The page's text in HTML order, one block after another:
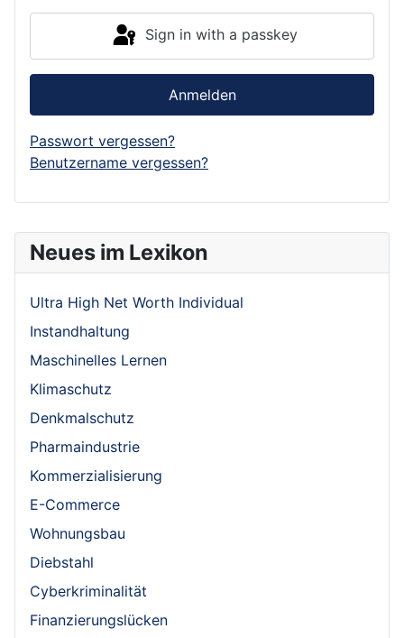
Neues im Lexikon
Ultra High Net Worth Individual
Instandhaltung
Maschinelles Lernen
Klimaschutz
Denkmalschutz
Pharmaindustrie
Kommerzialisierung
E-Commerce
Wohnungsbau
Diebstahl
Cyberkriminalität
Finanzierungslücken
Sign in with a passkey
Anmelden
Passwort vergessen?
Benutzername vergessen?